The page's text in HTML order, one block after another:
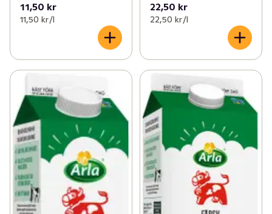
11,50 kr
11,50 kr /l
22,50 kr
22,50 kr /l